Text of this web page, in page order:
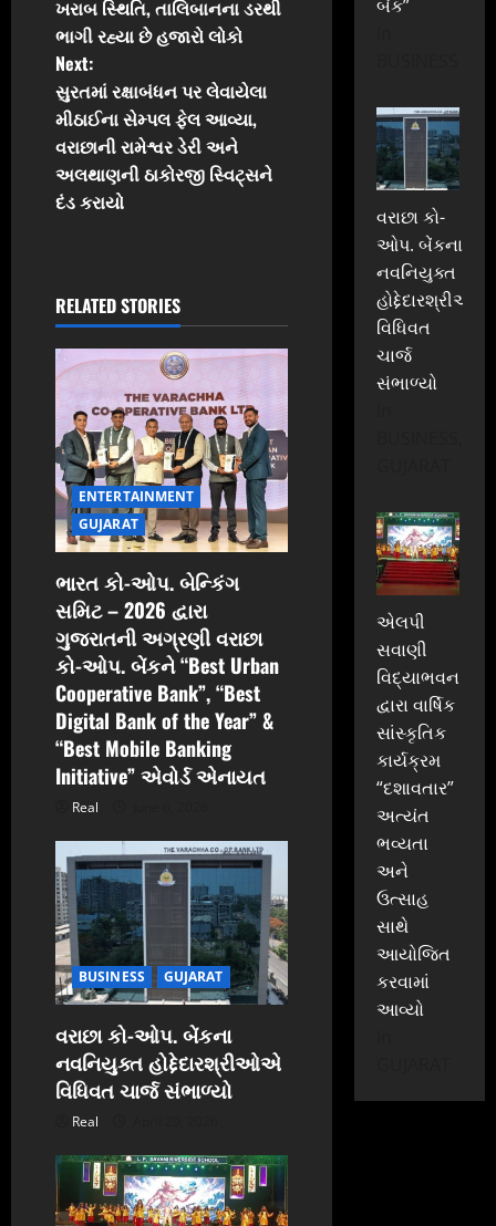
s
t
n
a
i
g
a
t
i
o
n
ખરાબ સ્થિતિ, તાલિબાનના ડરથી
ભાગી રહ્યા છે હજારો લોકો
Next:
સુરતમાં રક્ષાબંધન પર લેવાયેલા
મીઠાઈના સેમ્પલ ફેલ આવ્યા,
વરાછાની રામેશ્વર ડેરી અને
અલથાણની ઠાકોરજી સ્વિટ્સને
દંડ કરાયો
RELATED STORIES
ENTERTAINMENT
GUJARAT
ભારત કો-ઓપ. બેન્કિંગ
સમિટ – 2026 દ્વારા
ગુજરાતની અગ્રણી વરાછા
કો-ઓપ. બેંકને “Best Urban
Cooperative Bank”, “Best
Digital Bank of the Year” &
“Best Mobile Banking
Initiative” એવોર્ડ એનાયત
Real
BUSINESS GUJARAT
વરાછા કો-ઓપ. બેંકના
નવનિયુક્ત હોદ્દેદારશ્રીઓએ
વિધિવત ચાર્જ સંભાળ્યો
Real
બેંક”
વરાછા કો-
ઓપ. બેંકના
નવનિયુક્ત
હોદ્દેદારશ્રીઓએ
વિધિવત
ચાર્જ
સંભાળ્યો
એલપી
સવાણી
વિદ્યાભવન
દ્વારા વાર્ષિક
સાંસ્કૃતિક
કાર્યક્રમ
“દશાવતાર”
અત્યંત
ભવ્યતા
અને
ઉત્સાહ
સાથે
આયોજિત
કરવામાં
આવ્યો